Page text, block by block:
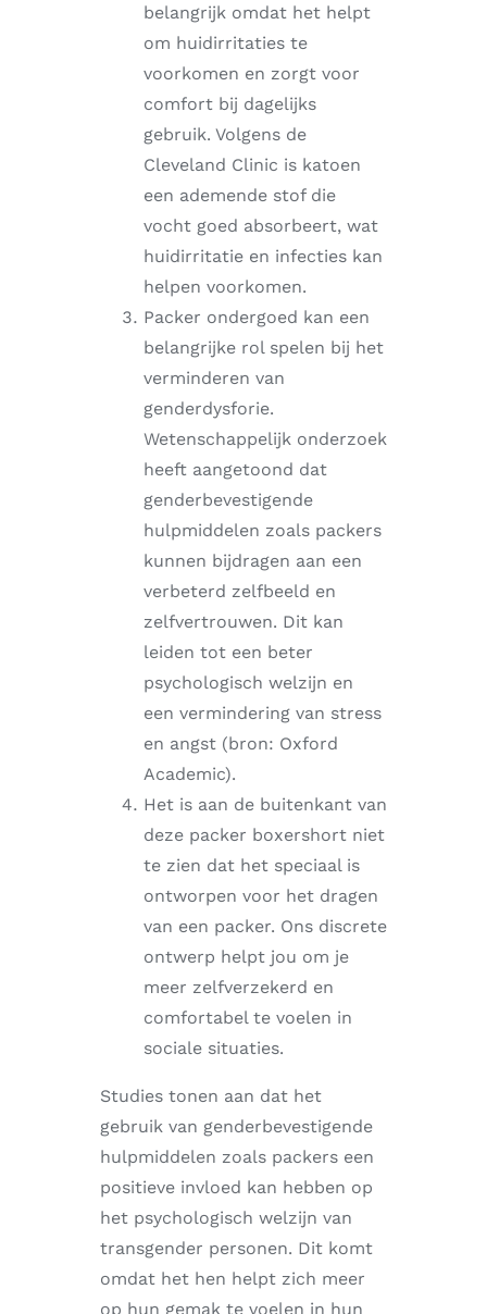
belangrijk omdat het helpt
om huidirritaties te
voorkomen en zorgt voor
comfort bij dagelijks
gebruik. Volgens de
Cleveland Clinic is katoen
een ademende stof die
vocht goed absorbeert, wat
huidirritatie en infecties kan
helpen voorkomen.
Packer ondergoed kan een
belangrijke rol spelen bij het
verminderen van
genderdysforie.
Wetenschappelijk onderzoek
heeft aangetoond dat
genderbevestigende
hulpmiddelen zoals packers
kunnen bijdragen aan een
verbeterd zelfbeeld en
zelfvertrouwen. Dit kan
leiden tot een beter
psychologisch welzijn en
een vermindering van stress
en angst (bron: Oxford
Academic).
Het is aan de buitenkant van
deze packer boxershort niet
te zien dat het speciaal is
ontworpen voor het dragen
van een packer. Ons discrete
ontwerp helpt jou om je
meer zelfverzekerd en
comfortabel te voelen in
sociale situaties.
Studies tonen aan dat het
gebruik van genderbevestigende
hulpmiddelen zoals packers een
positieve invloed kan hebben op
het psychologisch welzijn van
transgender personen. Dit komt
omdat het hen helpt zich meer
op hun gemak te voelen in hun